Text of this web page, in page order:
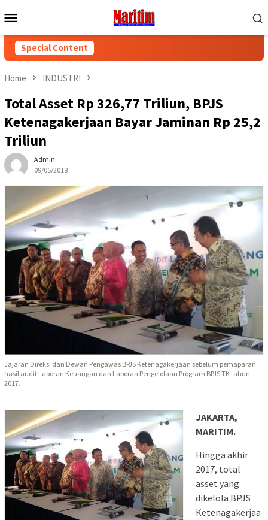
to
Menu
Special Content
Home INDUSTRI
Total Asset Rp 326,77 Triliun, BPJS
Ketenagakerjaan Bayar Jaminan Rp 25,2
Triliun
Admin
09/05/2018
Jajaran Direksi dan Dewan Pengawas BPJS Ketenagakerjaan sebelum pemaparan
hasil audit Laporan Keuangan dan Laporan Pengelolaan Program BPJS TK tahun
2017.
JAKARTA,
MARITIM.
Hingga akhir
2017, total
asset yang
dikelola BPJS
Ketenagakerjaa